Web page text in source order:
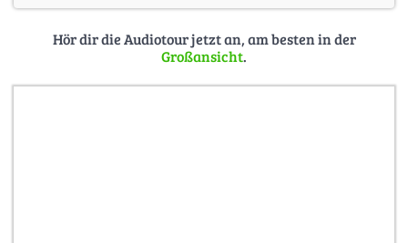
Hör dir die Audiotour jetzt an, am besten in der
Großansicht.